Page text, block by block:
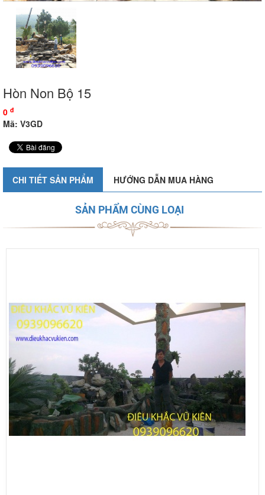
Hòn Non Bộ 15
0 đ
Mã: V3GD
CHI TIẾT SẢN PHẨM HƯỚNG DẪN MUA HÀNG
SẢN PHẨM CÙNG LOẠI